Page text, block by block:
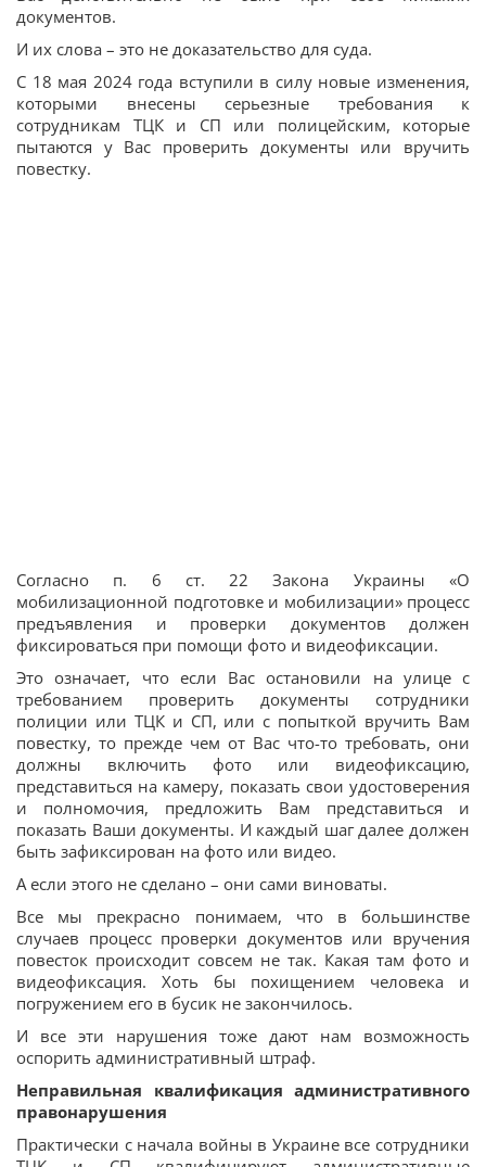
документов.
И их слова – это не доказательство для суда.
С 18 мая 2024 года вступили в силу новые изменения,
которыми внесены серьезные требования к
сотрудникам ТЦК и СП или полицейским, которые
пытаются у Вас проверить документы или вручить
повестку.
Согласно п. 6 ст. 22 Закона Украины «О
мобилизационной подготовке и мобилизации» процесс
предъявления и проверки документов должен
фиксироваться при помощи фото и видеофиксации.
Это означает, что если Вас остановили на улице с
требованием проверить документы сотрудники
полиции или ТЦК и СП, или с попыткой вручить Вам
повестку, то прежде чем от Вас что-то требовать, они
должны включить фото или видеофиксацию,
представиться на камеру, показать свои удостоверения
и полномочия, предложить Вам представиться и
показать Ваши документы. И каждый шаг далее должен
быть зафиксирован на фото или видео.
А если этого не сделано – они сами виноваты.
Все мы прекрасно понимаем, что в большинстве
случаев процесс проверки документов или вручения
повесток происходит совсем не так. Какая там фото и
видеофиксация. Хоть бы похищением человека и
погружением его в бусик не закончилось.
И все эти нарушения тоже дают нам возможность
оспорить административный штраф.
Неправильная квалификация административного
правонарушения
Практически с начала войны в Украине все сотрудники